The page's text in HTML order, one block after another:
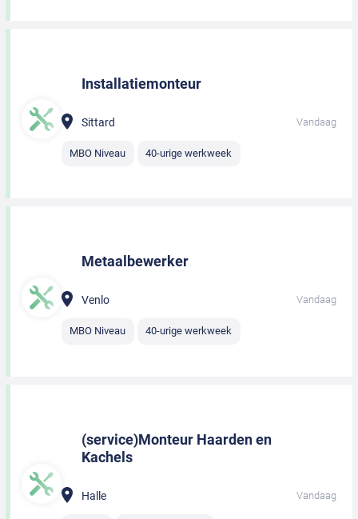
Installatiemonteur
Sittard Vandaag
MBO Niveau 40-urige werkweek
Metaalbewerker
Venlo Vandaag
MBO Niveau 40-urige werkweek
(service)Monteur Haarden en
Kachels
Halle Vandaag